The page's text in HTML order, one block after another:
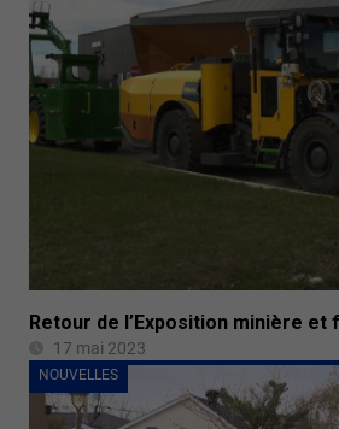
Retour de l’Exposition minière
17 mai 2023
NOUVELLES